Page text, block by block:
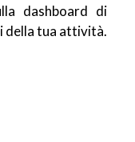
dashboard di
della tua attività.